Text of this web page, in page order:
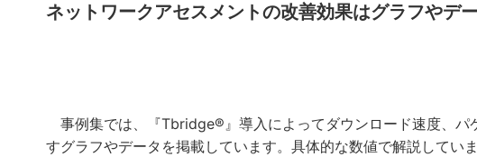
ネットワークアセスメントの改善効果はグラフやデ
事例集では、『Tbridge®』導入によってダウンロード速度、パ
すグラフやデータを掲載しています。具体的な数値で解説して